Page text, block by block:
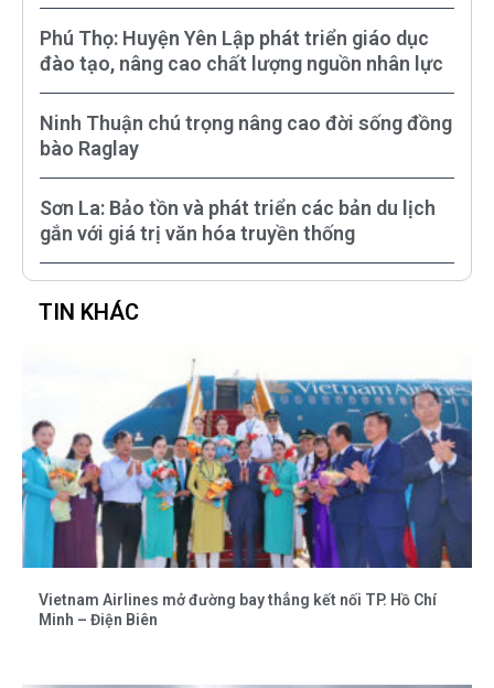
Phú Thọ: Huyện Yên Lập phát triển giáo dục
đào tạo, nâng cao chất lượng nguồn nhân lực
Ninh Thuận chú trọng nâng cao đời sống đồng
bào Raglay
Sơn La: Bảo tồn và phát triển các bản du lịch
gắn với giá trị văn hóa truyền thống
TIN KHÁC
Vietnam Airlines mở đường bay thẳng kết nối TP. Hồ Chí
Minh – Điện Biên